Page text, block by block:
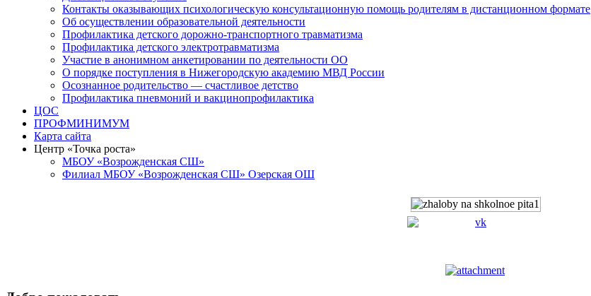
Контакты оказывающих психологическую консультационную помощь родителям в дистанционном формате
Об осуществлении образовательной деятельности
Профилактика детского дорожно-транспортного травматизма
Профилактика детского электротравматизма
Участие в анонимном анкетировании по деятельности ОО
О порядке поступления в Нижегородскую академию МВД России
Осознанное родительство — счастливое детство
Профилактика пневмоний и вакцинопрофилактика
ЦОС
ПРОФМИНИМУМ
Карта сайта
Центр «Точка роста»
МБОУ «Возрожденская СШ»
Филиал МБОУ «Возрожденская СШ» Озерская ОШ